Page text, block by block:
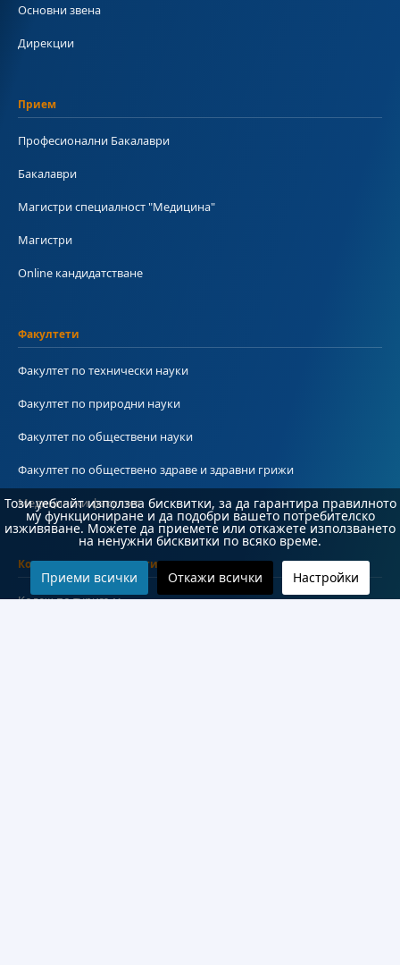
Основни звена
Дирекции
Прием
Професионални Бакалаври
Бакалаври
Магистри специалност "Медицина"
Магистри
Online кандидатстване
Факултети
Факултет по технически науки
Факултет по природни науки
Факултет по обществени науки
Факултет по обществено здраве и здравни грижи
Медицински факултет
Колежи и департаменти
Колеж по туризъм
Този уебсайт използва бисквитки, за да гарантира правилното
му функциониране и да подобри вашето потребителско
изживяване. Можете да приемете или откажете използването
на ненужни бисквитки по всяко време.
Приеми всички Откажи всички Настройки